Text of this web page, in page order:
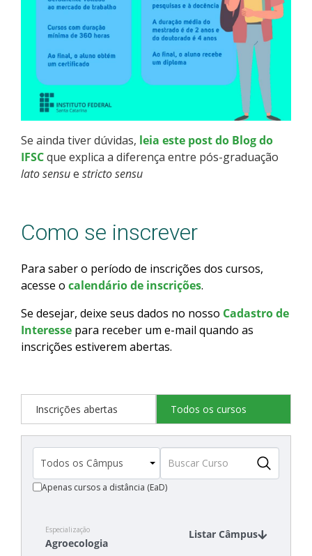
Cotas
Orientações para comprovação de cotas
Inscrições e acompanhamento
Orientações para Matrícula
Estatísticas dos Processos Seletivos
Se ainda tiver dúvidas, leia este post do Blog do
IFSCque explica a diferença entre pós-graduação
lato sensue stricto sensu
Como se inscrever
Para saber o período de inscrições dos cursos,
acesse o calendário de inscrições.
Se desejar, deixe seus dados no nosso Cadastro de
Interesse para receber um e-mail quando as
inscrições estiverem abertas.
Inscrições abertas Todos os cursos
Apenas cursos a distância (EaD)
Especialização
Agroecologia
Listar Câmpus